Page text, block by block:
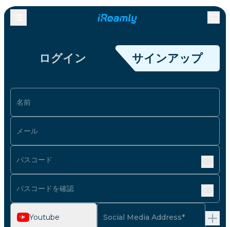
ログイン サインアップ
名前
メール
パスコード
パスコードを確認
Youtube Social Media Address*